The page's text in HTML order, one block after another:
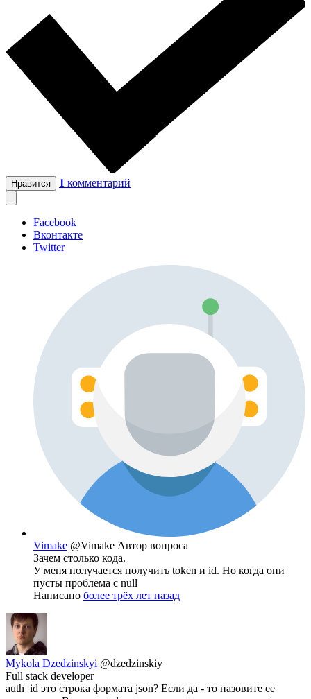
Нравится 1 комментарий
Facebook
Вконтакте
Twitter
Vimake @Vimake Автор вопроса
Зачем столько кода.
У меня получается получить token и id. Но когда они
пусты проблема с null
Написано более трёх лет назад
Mykola Dzedzinskyi @dzedzinskiy
Full stack developer
auth_id это строка формата json? Если да - то назовите ее